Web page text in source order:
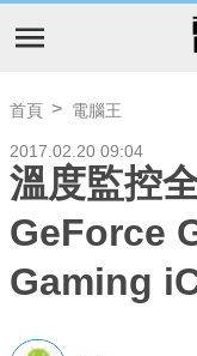
首頁 電腦王
2017.02.20 09:04
溫度監控
GeForce
Gaming